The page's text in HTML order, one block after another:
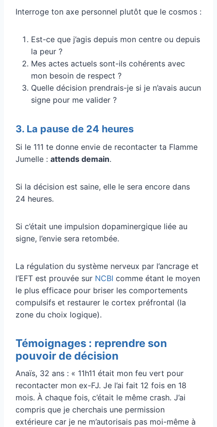
Interroge ton axe personnel plutôt que le cosmos :
Est-ce que j’agis depuis mon centre ou depuis
la peur ?
Mes actes actuels sont-ils cohérents avec
mon besoin de respect ?
Quelle décision prendrais-je si je n’avais aucun
signe pour me valider ?
3. La pause de 24 heures
Si le 111 te donne envie de recontacter ta Flamme
Jumelle : attends demain.
Si la décision est saine, elle le sera encore dans
24 heures.
Si c’était une impulsion dopaminergique liée au
signe, l’envie sera retombée.
La régulation du système nerveux par l’ancrage et
l’EFT est prouvée sur NCBI comme étant le moyen
le plus efficace pour briser les comportements
compulsifs et restaurer le cortex préfrontal (la
zone du choix logique).
Témoignages : reprendre son
pouvoir de décision
Anaïs, 32 ans : « 11h11 était mon feu vert pour
recontacter mon ex-FJ. Je l’ai fait 12 fois en 18
mois. À chaque fois, c’était le même crash. J’ai
compris que je cherchais une permission
extérieure car je ne m’autorisais pas moi-même à